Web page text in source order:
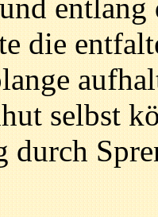
entlang
die
selbst
durch